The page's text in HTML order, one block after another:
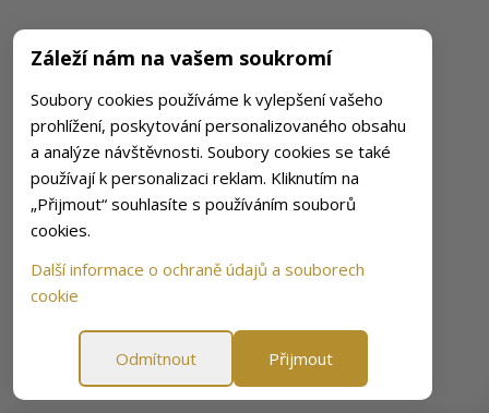
Záleží nám na vašem soukromí
Soubory cookies používáme k vylepšení vašeho
prohlížení, poskytování personalizovaného obsahu
a analýze návštěvnosti. Soubory cookies se také
používají k personalizaci reklam. Kliknutím na
„Přijmout“ souhlasíte s používáním souborů
cookies.
Další informace o ochraně údajů a souborech
cookie
Odmítnout Přijmout